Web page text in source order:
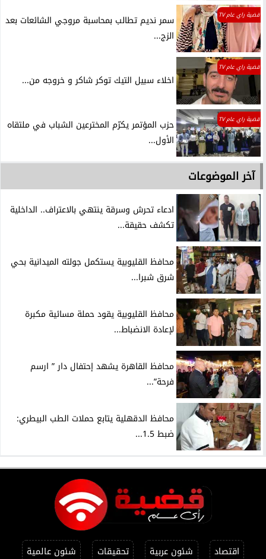
قضية راي عام TV
سمر نديم تطالب بمحاسبة مروجي الشائعات بعد
الزج...
قضية راي عام TV
اخلاء سبيل التيك توكر شاكر و خروجه من...
قضية راي عام TV
حزب المؤتمر يكرّم المخترعين الشباب في ملتقاه
الأول...
آخر الموضوعات
ادعاء تحرش وسرقة ينتهي بالاعتراف.. الداخلية
تكشف حقيقة...
محافظ القليوبية يستكمل جولته الميدانية بحي
شرق شبرا...
محافظ القليوبية يقود حملة مسائية مكبرة
لإعادة الانضباط...
محافظ القاهرة يشهد إحتفال دار ” ارسم
فرحة”...
محافظ الدقهلية يتابع حملات الطب البيطري:
ضبط 1.5...
اقتصاد شئون عربية تحقيقات شئون عالمية